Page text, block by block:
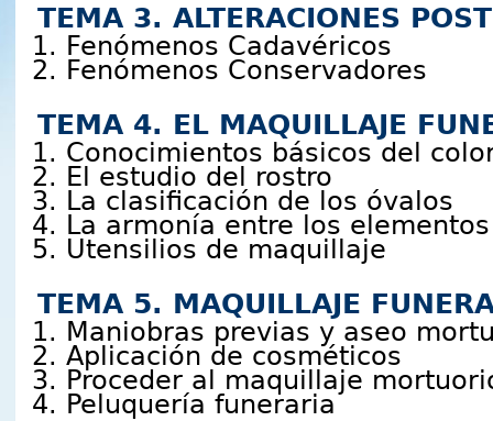
TEMA 3. ALTERACIONES
Fenómenos Cadavéricos
Fenómenos Conservadores
TEMA 4. EL MAQUILLAJE
Conocimientos básicos del
El estudio del rostro
La clasificación de los óvalos
La armonía entre los
Utensilios de maquillaje
TEMA 5. MAQUILLAJE
Maniobras previas y aseo
Aplicación de cosméticos
Proceder al maquillaje
Peluquería funeraria